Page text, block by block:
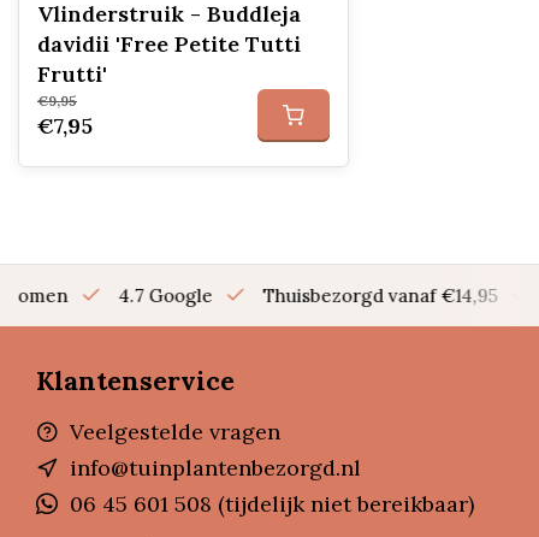
Vlinderstruik - Buddleja
davidii 'Free Petite Tutti
Frutti'
€9,95
€7,95
bomen 4.7 Google Thuisbezorgd vanaf €14,95
Klantenservice
Veelgestelde vragen
info@tuinplantenbezorgd.nl
06 45 601 508 (tijdelijk niet bereikbaar)